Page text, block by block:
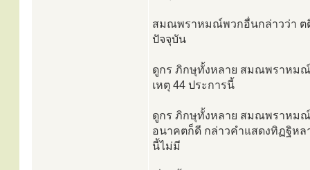
สมณพราหมณ์พวกอื่นกล่าวว่า ต
ปัจจุบัน
ดูกร ภิกษุทั้งหลาย สมณพราหมณ์
เหตุ 44 ประการนี้
ดูกร ภิกษุทั้งหลาย สมณพราหม
อนาคตก็ดี กล่าวคำแสดงทิฏฐิหล
นี้ไม่มี